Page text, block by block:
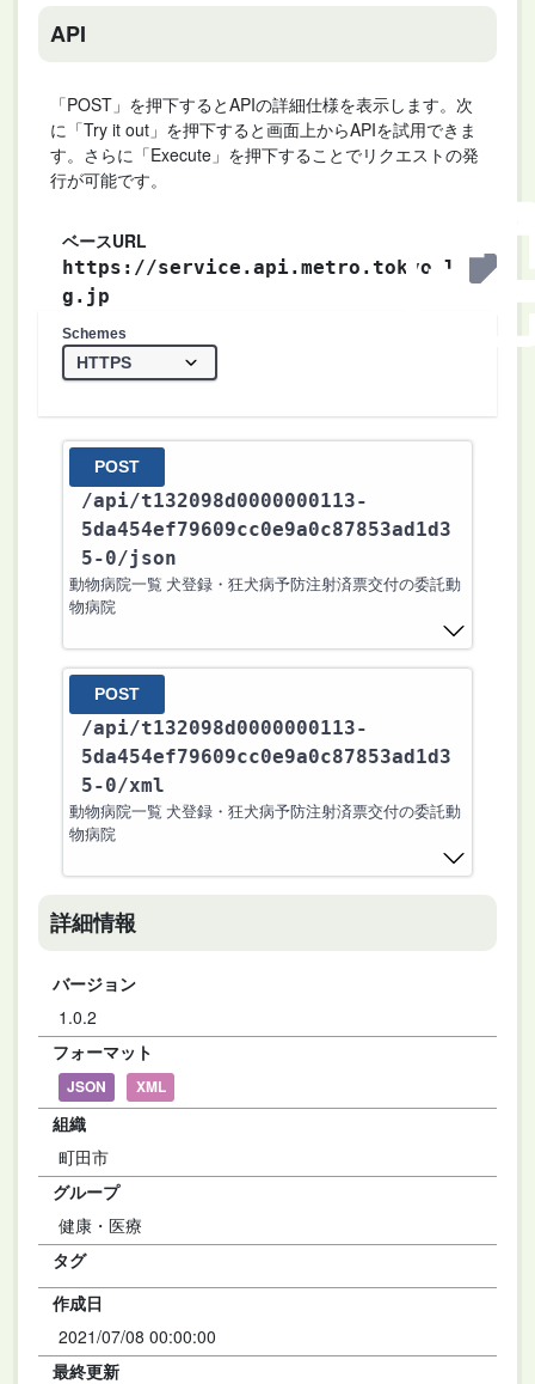
API
「POST」を押下するとAPIの詳細仕様を表示します。次
に「Try it out」を押下すると画面上からAPIを試用できま
す。さらに「Execute」を押下することでリクエストの発
行が可能です。
ベースURL
https://service.api.metro.tokyo.l
g.jp
Schemes
POST
/api/t132098d0000000113-
5da454ef79609cc0e9a0c87853ad1d3
5-0/json
動物病院一覧 犬登録・狂犬病予防注射済票交付の委託動
物病院
POST
/api/t132098d0000000113-
5da454ef79609cc0e9a0c87853ad1d3
5-0/xml
動物病院一覧 犬登録・狂犬病予防注射済票交付の委託動
物病院
詳細情報
バージョン
1.0.2
フォーマット
JSON XML
組織
町田市
グループ
健康・医療
タグ
作成日
2021/07/08 00:00:00
最終更新